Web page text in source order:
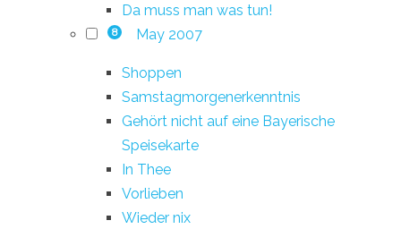
Da muss man was tun!
8 May 2007
Shoppen
Samstagmorgenerkenntnis
Gehört nicht auf eine Bayerische
Speisekarte
In Thee
Vorlieben
Wieder nix